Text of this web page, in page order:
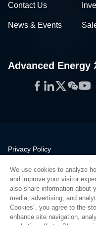
Contact Us
News & Events
Advanced Energy
Facebook
LinkedIn
Twitter
Privacy Policy
Quality
Sitemap
Supplier Portal
UK Modern Slavery Act
We use cookies to analyze
and improve your visitor
also share information about
media, advertising, and
Cookies”, you agree to the
enhance site navigation,